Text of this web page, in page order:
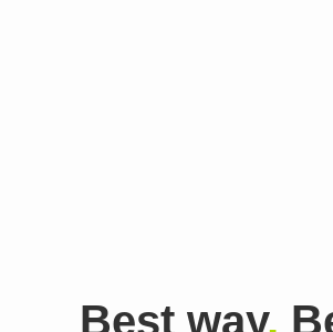
Best way,